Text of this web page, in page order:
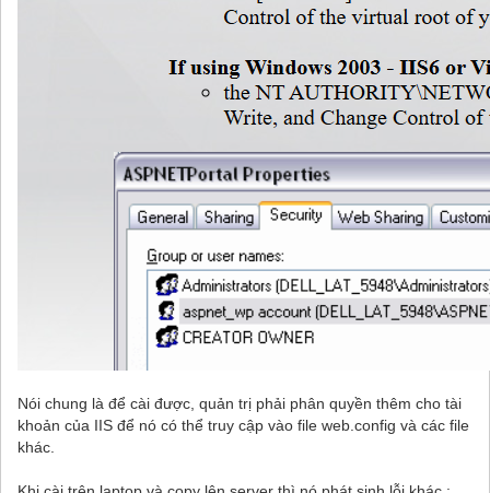
Nói chung là để cài được, quản trị phải phân quyền thêm cho tài
khoản của IIS để nó có thể truy cập vào file web.config và các file
khác.